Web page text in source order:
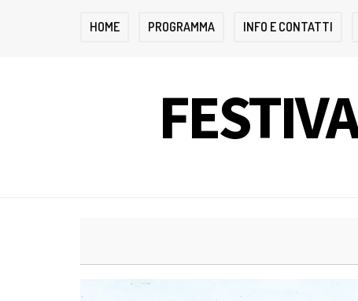
HOME PROGRAMMA INFO E CONTATTI